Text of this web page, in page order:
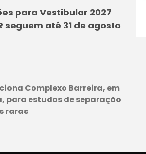
para Vestibular 2027
seguem até 31 de agosto
Complexo Barreira, em
para estudos de separação
raras